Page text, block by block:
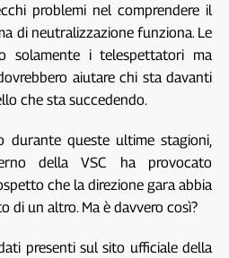
problemi nel comprendere il
di neutralizzazione funziona. Le
solamente i telespettatori ma
aiutare chi sta davanti
che sta succedendo.
durante queste ultime stagioni,
della VSC ha provocato
che la direzione gara abbia
di un altro. Ma è davvero così?
presenti sul sito ufficiale della